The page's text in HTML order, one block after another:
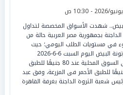
شهدت الأسواق المخصصة لتداول
بجمهورية مصر العربية حالة من
في مستويات الطلب اليومي؛ حيث
استقر سعر كرتونة البيض اليوم السبت 6-6-2026
للمستهلك فى السوق المحلية عند 80 جنيهًا للطبق
و85 جنيهًا للطبق الأحمر فى المزرعة، وفق عبد
شعبة الثروة الداجنة بغرفة القاهرة